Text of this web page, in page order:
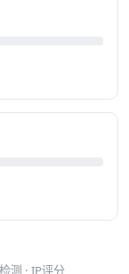
测 · IP评分